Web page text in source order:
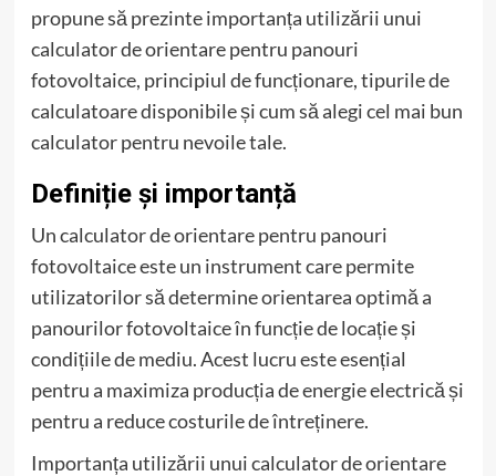
propune să prezinte importanța utilizării unui
calculator de orientare pentru panouri
fotovoltaice, principiul de funcționare, tipurile de
calculatoare disponibile și cum să alegi cel mai bun
calculator pentru nevoile tale.
Definiție și importanță
Un calculator de orientare pentru panouri
fotovoltaice este un instrument care permite
utilizatorilor să determine orientarea optimă a
panourilor fotovoltaice în funcție de locație și
condițiile de mediu. Acest lucru este esențial
pentru a maximiza producția de energie electrică și
pentru a reduce costurile de întreținere.
Importanța utilizării unui calculator de orientare